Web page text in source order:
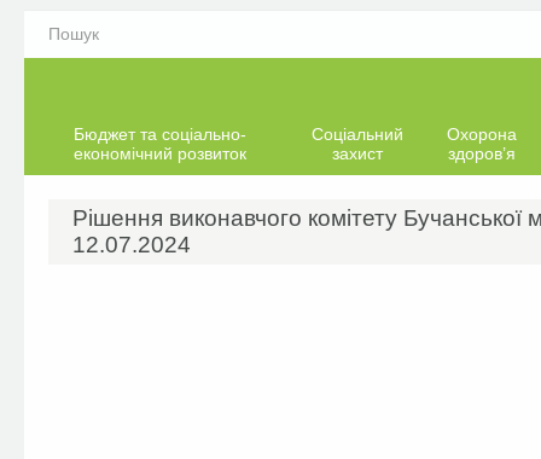
Бюджет та соціально-
економічний розвиток
Соціальний
захист
Охорона
здоров’я
Рішення виконавчого комітету Бучанської
12.07.2024